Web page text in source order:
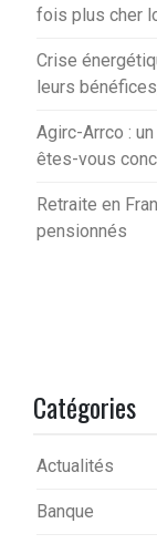
fois plus cher
Crise
leurs
Agirc-Arrco :
êtes-vous
Retraite en
pensionnés
Catégories
Actualités
Banque